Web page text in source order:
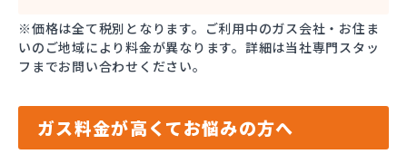
※価格は全て税別となります。ご利用中のガス会社・お住ま
いのご地域により料金が異なります。詳細は当社専門スタッ
フまでお問い合わせください。
ガス料金が高くてお悩みの方へ